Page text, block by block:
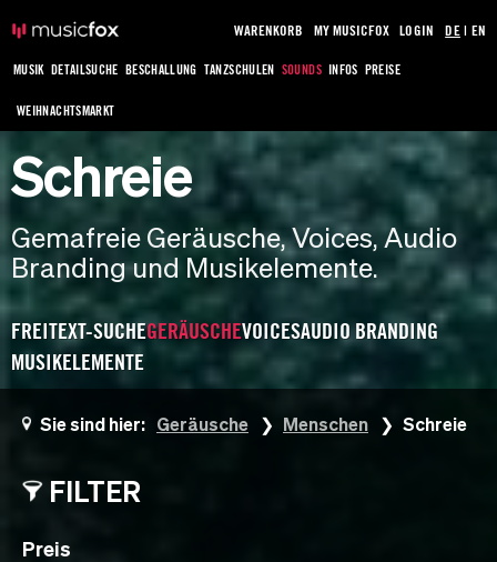
MUSIK DETAILSUCHE BESCHALLUNG TANZSCHULEN SOUNDS INFOS PREISE
WEIHNACHTSMARKT
WARENKORB MY MUSICFOX LOGIN DE| EN
Schreie
Gemafreie Geräusche, Voices, Audio
Branding und Musikelemente.
FREITEXT-SUCHEGERÄUSCHEVOICESAUDIO BRANDING
MUSIKELEMENTE
Sie sind hier: Geräusche Menschen Schreie
FILTER
Preis